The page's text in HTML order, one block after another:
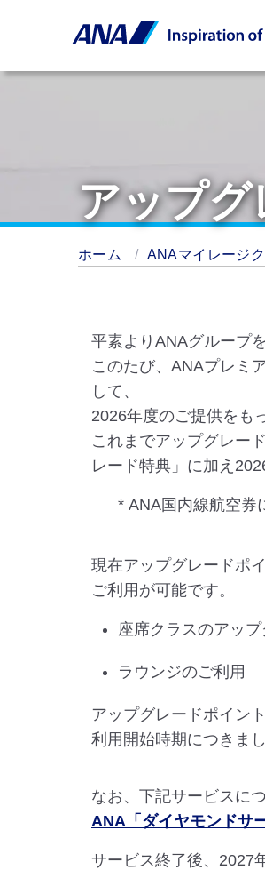
アップ
ホーム ANAマイレージ
平素よりANAグループ
このたび、ANAプレミ
して、
2026年度のご提供をも
これまでアップグレー
レード特典」に加え
* ANA国内線航空券
現在アップグレードポ
ご利用が可能です。
座席クラスのアップ
ラウンジのご利用
アップグレードポイン
利用開始時期につきま
なお、下記サービスに
ANA「ダイヤモンドサ
サービス終了後、2027